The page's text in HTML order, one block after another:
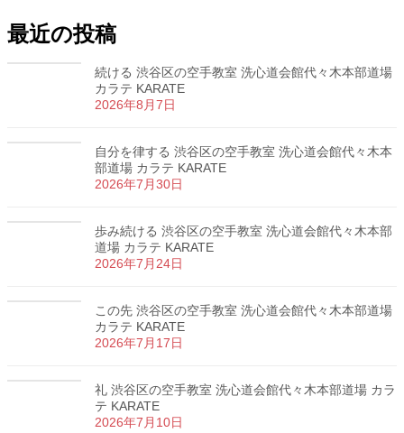
最近の投稿
続ける 渋谷区の空手教室 洗心道会館代々木本部道場
カラテ KARATE
2026年8月7日
自分を律する 渋谷区の空手教室 洗心道会館代々木本
部道場 カラテ KARATE
2026年7月30日
歩み続ける 渋谷区の空手教室 洗心道会館代々木本部
道場 カラテ KARATE
2026年7月24日
この先 渋谷区の空手教室 洗心道会館代々木本部道場
カラテ KARATE
2026年7月17日
礼 渋谷区の空手教室 洗心道会館代々木本部道場 カラ
テ KARATE
2026年7月10日